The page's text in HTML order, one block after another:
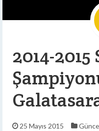
2014-2015
25 Mayıs 2015